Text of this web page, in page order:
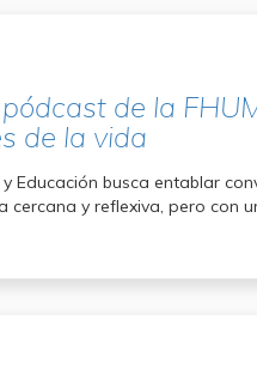
de la
de la vida
busca entablar
y reflexiva, pero con